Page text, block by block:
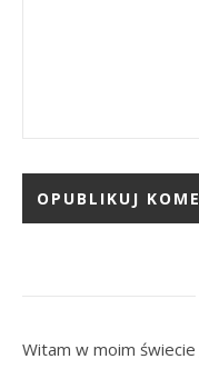
Witam w moim świecie